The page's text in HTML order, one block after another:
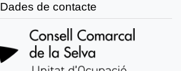
Dades de contacte